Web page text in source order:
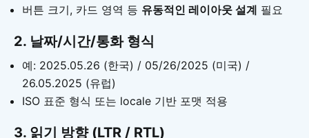
버튼 크기, 카드 영역 등 유동적인 레이아웃 설계 필요
2. 날짜/시간/통화 형식
예: 2025.05.26 (한국) / 05/26/2025 (미국) /
26.05.2025 (유럽)
ISO 표준 형식 또는 locale 기반 포맷 적용
3. 읽기 방향 (LTR / RTL)